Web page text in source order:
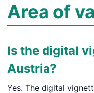
Area of
Is the digital
Austria?
Yes. The digital